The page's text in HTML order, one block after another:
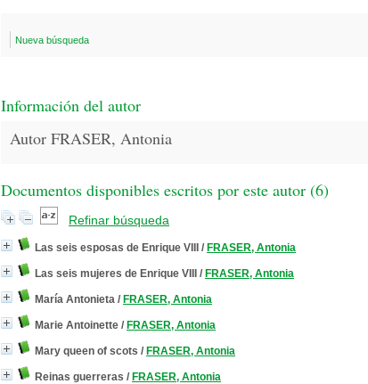
Nueva búsqueda
Información del autor
Autor FRASER, Antonia
Documentos disponibles escritos por este autor (6)
Refinar búsqueda
Las seis esposas de Enrique VIII / FRASER, Antonia
Las seis mujeres de Enrique VIII / FRASER, Antonia
María Antonieta / FRASER, Antonia
Marie Antoinette / FRASER, Antonia
Mary queen of scots / FRASER, Antonia
Reinas guerreras / FRASER, Antonia